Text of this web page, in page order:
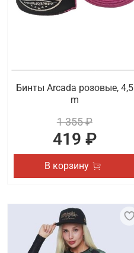
Бинты Arcada розовые, 4,5
m
1 355 ₽
419 ₽
В корзину